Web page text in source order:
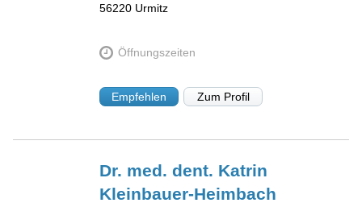
56220 Urmitz
Öffnungszeiten
Empfehlen Zum Profil
Dr. med. dent. Katrin
Kleinbauer-Heimbach